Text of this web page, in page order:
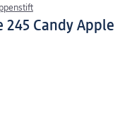
245 Candy Apple